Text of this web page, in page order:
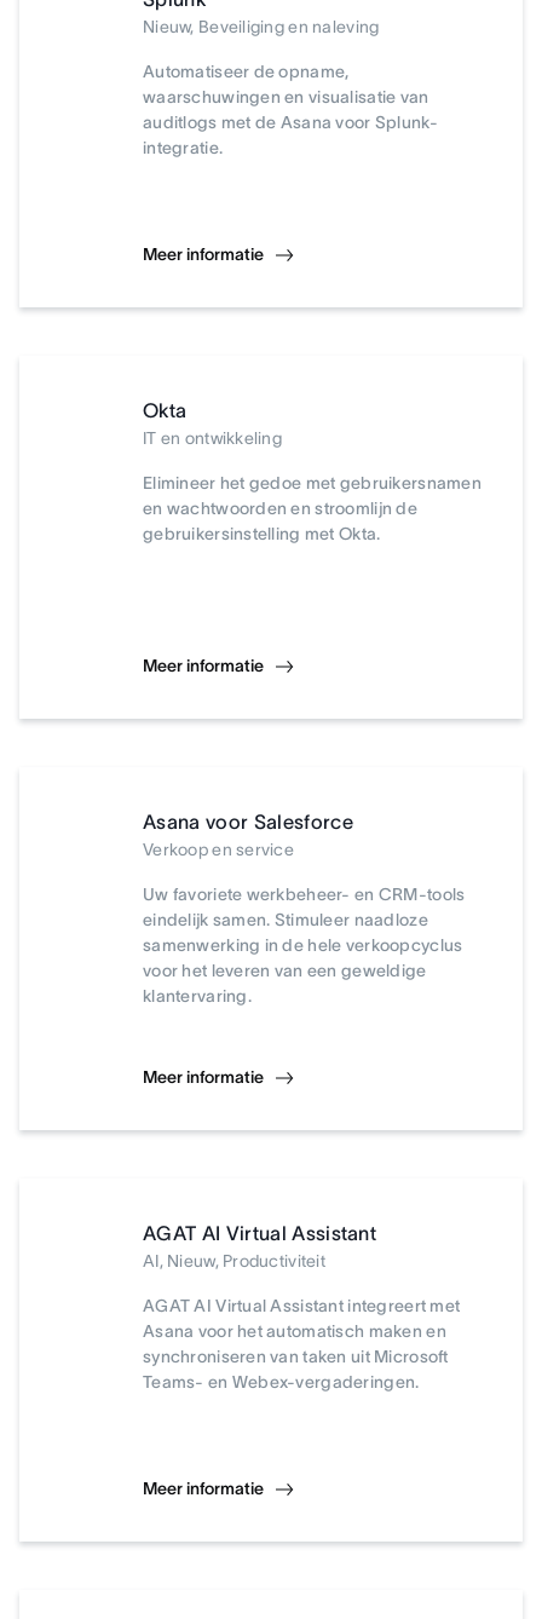
Nieuw, Beveiliging en naleving
Automatiseer de opname,
waarschuwingen en visualisatie van
auditlogs met de Asana voor Splunk-
integratie.
Meer informatie
Okta
IT en ontwikkeling
Elimineer het gedoe met gebruikersnamen
en wachtwoorden en stroomlijn de
gebruikersinstelling met Okta.
Meer informatie
Asana voor Salesforce
Verkoop en service
Uw favoriete werkbeheer- en CRM-tools
eindelijk samen. Stimuleer naadloze
samenwerking in de hele verkoopcyclus
voor het leveren van een geweldige
klantervaring.
Meer informatie
AGAT AI Virtual Assistant
AI, Nieuw, Productiviteit
AGAT AI Virtual Assistant integreert met
Asana voor het automatisch maken en
synchroniseren van taken uit Microsoft
Teams- en Webex-vergaderingen.
Meer informatie